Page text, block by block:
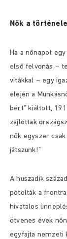
Nők a
Ha a nőnapot
első felvonás –
vitákkal – egy
elején a
bért” kiáltott,
zajlottak
nők egyszer
játszunk!”
A huszadik
pótolták a
hivatalos
ötvenes évek
egyfajta nemzeti